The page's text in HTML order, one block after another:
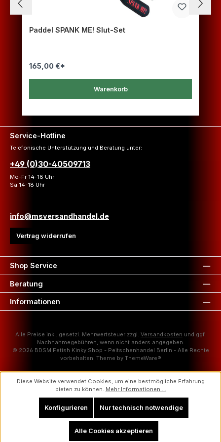
Paddel SPANK ME! Slut-Set
165,00 €*
Warenkorb
Service-Hotline
Telefonische Unterstützung und Beratung unter:
+49 (0)30-40509713
Mo-Fr 14-18 Uhr
Sa 14-18 Uhr
info@msversandhandel.de
Vertrag widerrufen
Shop Service
Beratung
Informationen
Alle Preise inkl. gesetzl. Mehrwertsteuer zzgl. Versandkosten und ggf.
Nachnahmegebühren, wenn nicht anders angegeben.
© 2026 BDSM Fetish Kinky Shop - Peitschenhandel Berlin - Alle Rechte
vorbehalten. Theme by ThemeWare®
Diese Website verwendet Cookies, um eine bestmögliche Erfahrung
bieten zu können. Mehr Informationen ...
Nur technisch notwendige
Konfigurieren
Alle Cookies akzeptieren